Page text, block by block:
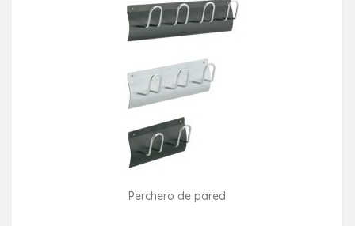
Perchero de pared